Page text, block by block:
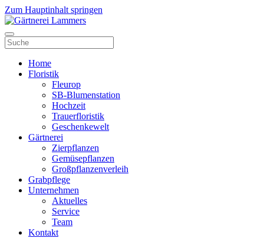
Zum Hauptinhalt springen
Home
Floristik
Fleurop
SB-Blumenstation
Hochzeit
Trauerfloristik
Geschenkewelt
Gärtnerei
Zierpflanzen
Gemüsepflanzen
Großpflanzenverleih
Grabpflege
Unternehmen
Aktuelles
Service
Team
Kontakt